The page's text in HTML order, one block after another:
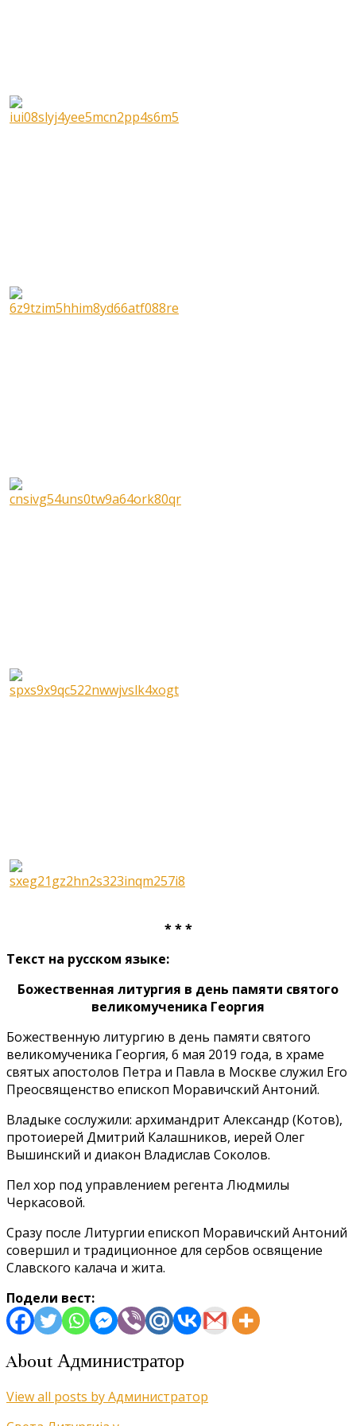
* * *
Текст на русском языке:
Божественная литургия в день памяти святого
великомученика Георгия
Божественную литургию в день памяти святого
великомученика Георгия, 6 мая 2019 года, в храме
святых апостолов Петра и Павла в Москве служил Его
Преосвященство епископ Моравичский Антоний.
Владыке сослужили: архимандрит Александр (Котов),
протоиерей Дмитрий Калашников, иерей Олег
Вышинский и диакон Владислав Соколов.
Пел хор под управлением регента Людмилы
Черкасовой.
Сразу после Литургии епископ Моравичский Антоний
совершил и традиционное для сербов освящение
Славского калача и жита.
Подели вест:
About Администратор
View all posts by Администратор